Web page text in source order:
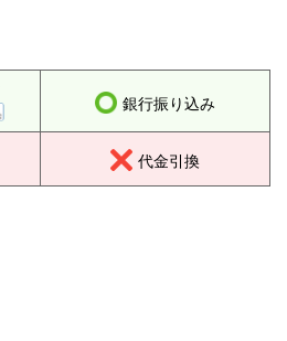
銀行振り込み
代金引換